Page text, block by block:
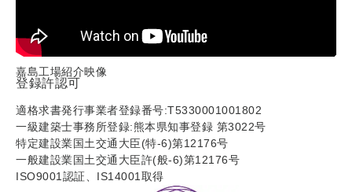
嘉島工場紹介映像
登録許認可
適格求書発行事業者登録番号:T5330001001802
一級建築士事務所登録:熊本県知事登録 第3022号
特定建設業国土交通大臣(特-6)第12176号
一般建設業国土交通大臣許(般-6)第12176号
ISO9001認証、IS14001取得